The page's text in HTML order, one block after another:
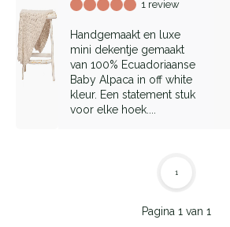
1 review
Handgemaakt en luxe
mini dekentje gemaakt
van 100% Ecuadoriaanse
Baby Alpaca in off white
kleur. Een statement stuk
voor elke hoek....
Pagina 1 van 1
1